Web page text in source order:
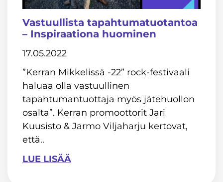
Vastuullista tapahtumatuotantoa
– Inspiraationa huominen
17.05.2022
”Kerran Mikkelissä -22” rock-festivaali
haluaa olla vastuullinen
tapahtumantuottaja myös jätehuollon
osalta”. Kerran promoottorit Jari
Kuusisto & Jarmo Viljaharju kertovat,
että..
LUE LISÄÄ